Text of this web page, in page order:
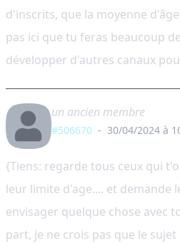
d'inscrits, que la moyenne
pas ici que tu feras beaucoup
développer d'autres canaux
un ancien membre
#506670 - 30/04/2024 à
{Tiens: regarde tous ceux qui
leur limite d'age.... et demande
envisager quelque chose avec
part, je ne crois pas que le